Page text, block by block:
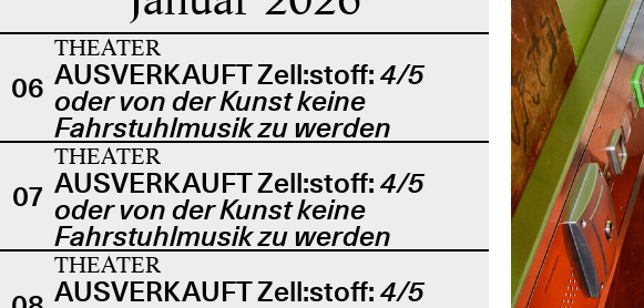
06
THEATER
AUSVERKAUFT Zell:stoff: 4/5
oder von der Kunst keine
Fahrstuhlmusik zu werden
07
THEATER
AUSVERKAUFT Zell:stoff: 4/5
oder von der Kunst keine
Fahrstuhlmusik zu werden
THEATER
AUSVERKAUFT Zell:stoff: 4/5